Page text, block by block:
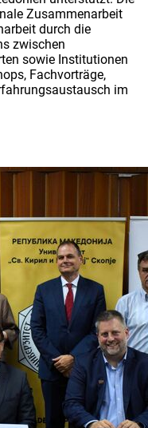
Zusammenarbeit
durch die
zwischen
sowie Institutionen
Fachvorträge,
im